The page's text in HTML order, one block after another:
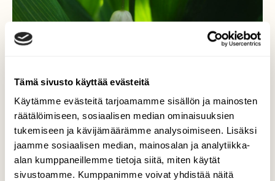
Tämä sivusto käyttää evästeitä
Käytämme evästeitä tarjoamamme sisällön ja mainosten
räätälöimiseen, sosiaalisen median ominaisuuksien
tukemiseen ja kävijämäärämme analysoimiseen. Lisäksi
jaamme sosiaalisen median, mainosalan ja analytiikka-
alan kumppaneillemme tietoja siitä, miten käytät
sivustoamme. Kumppanimme voivat yhdistää näitä